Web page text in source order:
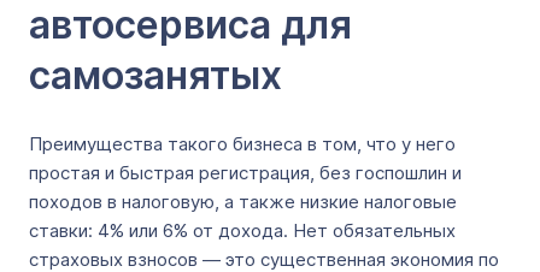
автосервиса для
самозанятых
Преимущества такого бизнеса в том, что у него
простая и быстрая регистрация, без госпошлин и
походов в налоговую, а также низкие налоговые
ставки: 4% или 6% от дохода. Нет обязательных
страховых взносов ― это существенная экономия по